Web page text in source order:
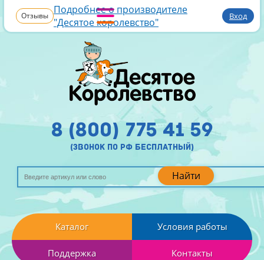
Отзывы Подробнее о производителе
"Десятое королевство"
Вход
Найти
8 (800) 775 41 59
(звонок по рф бесплатный)
Каталог Условия работы
Поддержка Контакты